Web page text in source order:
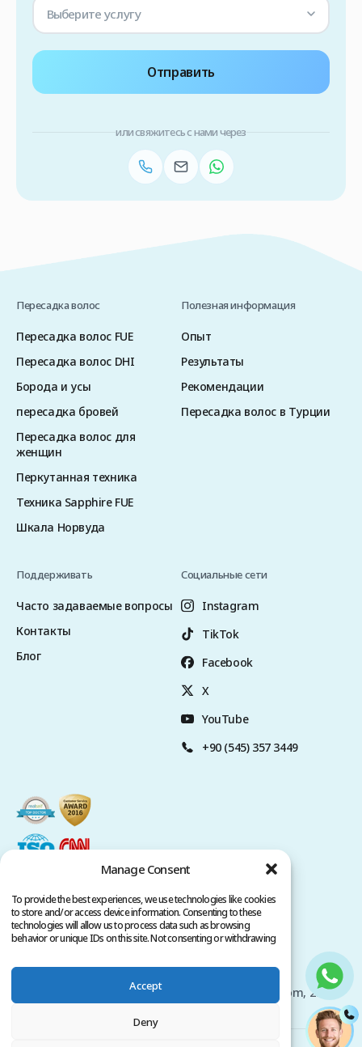
Manage Consent
To provide the best experiences, we use technologies like cookies
to store and/or access device information. Consenting to these
technologies will allow us to process data such as browsing
behavior or unique IDs on this site. Not consenting or withdrawing
Accept
Deny
Выберите услугу
Отправить
или свяжитесь с нами через
Пересадка волос
Пересадка волос FUE
Пересадка волос DHI
Борода и усы
пересадка бровей
Пересадка волос для
женщин
Перкутанная техника
Техника Sapphire FUE
Шкала Норвуда
Полезная информация
Опыт
Результаты
Рекомендации
Пересадка волос в Турции
Поддерживать
Часто задаваемые вопросы
Контакты
Блог
Социальные сети
Instagram
TikTok
Facebook
X
YouTube
+90 (545) 357 3449
Условия обслуживания
Авторские права принадлежат www.clinicana.com, 2026.
Все права защищены.